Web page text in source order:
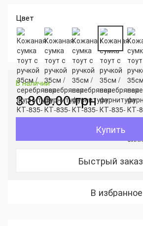
Цвет
В наличии
3 800.00 грн
Купить
Быстрый заказ
В избранное